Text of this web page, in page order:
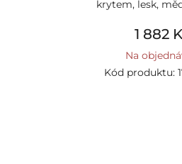
krytem, lesk,
1 882
Na
Kód produktu: